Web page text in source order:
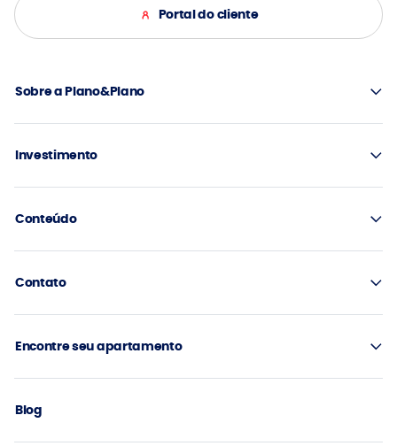
Portal do cliente
Sobre a Plano&Plano
Investimento
Conteúdo
Contato
Encontre seu apartamento
Blog